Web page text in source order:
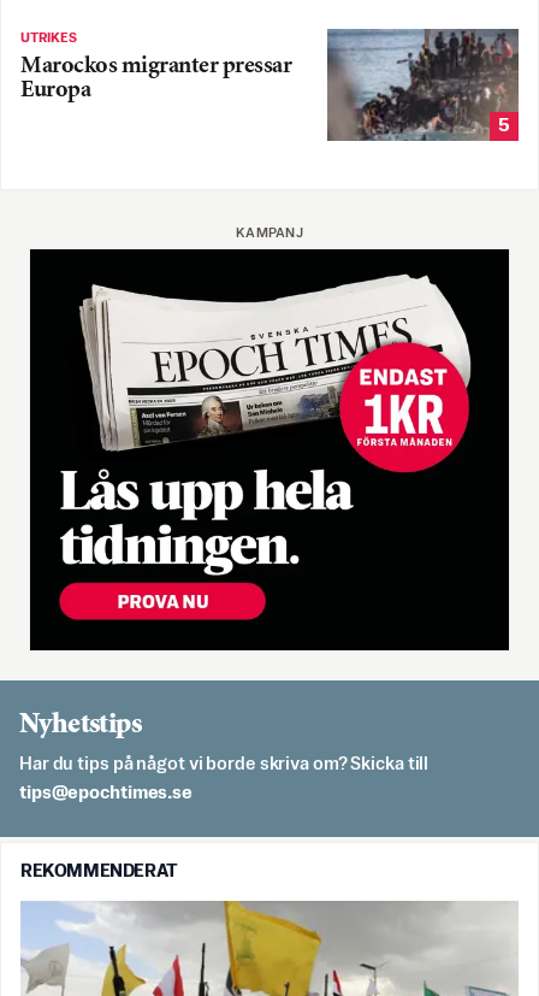
UTRIKES
Marockos migranter pressar
Europa
5
KAMPANJ
Nyhetstips
Har du tips på något vi borde skriva om? Skicka till
es.semithcope@spit
REKOMMENDERAT